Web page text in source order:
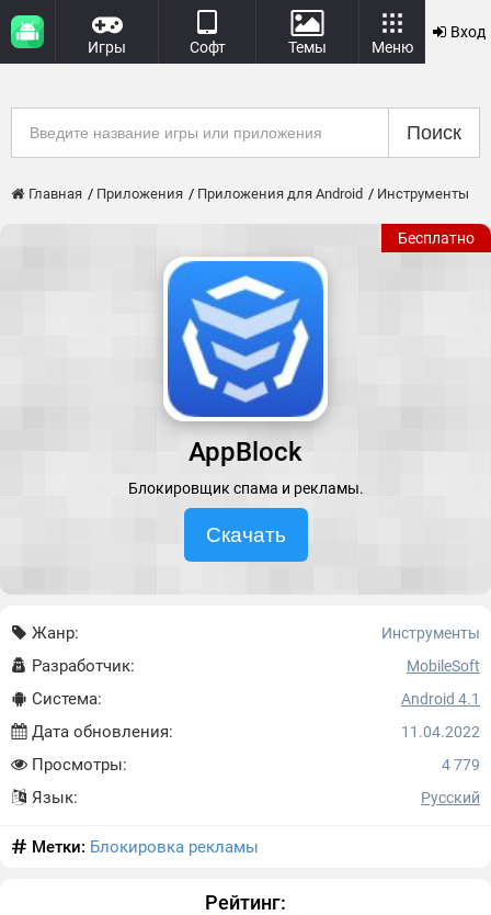
Игры Софт Темы Меню
Вход
Поиск
Главная Приложения Приложения для Android Инструменты
Бесплатно
AppBlock
Блокировщик спама и рекламы.
Скачать
Жанр: Инструменты
Разработчик: MobileSoft
Система: Android 4.1
Дата обновления: 11.04.2022
Просмотры: 4 779
Язык: Русский
Метки: Блокировка рекламы
Рейтинг: